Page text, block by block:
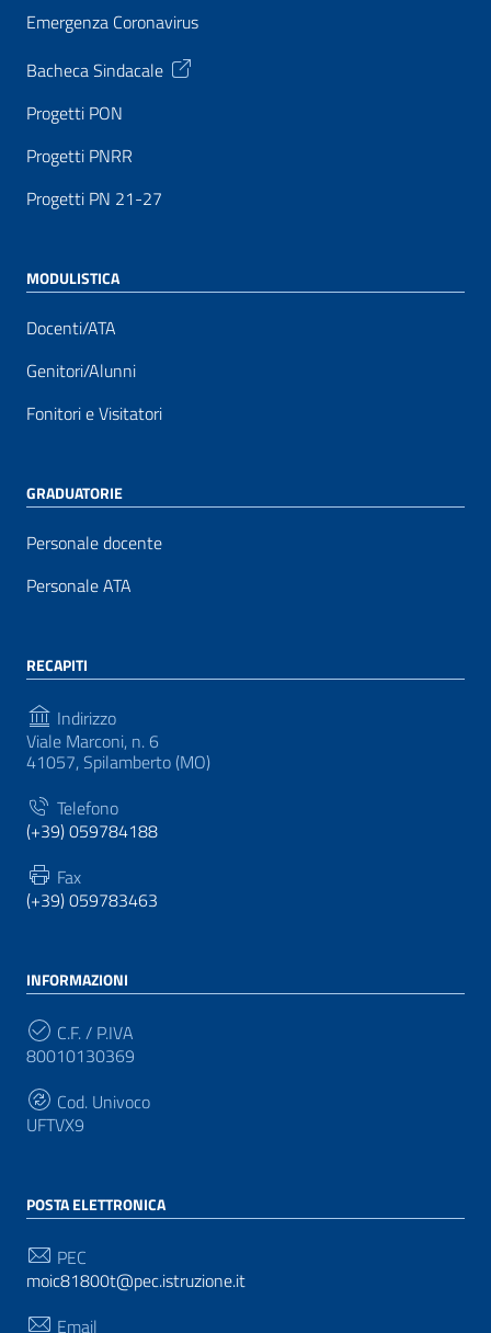
Emergenza Coronavirus
Bacheca Sindacale
Progetti PON
Progetti PNRR
Progetti PN 21-27
MODULISTICA
Docenti/ATA
Genitori/Alunni
Fonitori e Visitatori
GRADUATORIE
Personale docente
Personale ATA
RECAPITI
Indirizzo
Viale Marconi, n. 6
41057, Spilamberto (MO)
Telefono
(+39) 059784188
Fax
(+39) 059783463
INFORMAZIONI
C.F. / P.IVA
80010130369
Cod. Univoco
UFTVX9
POSTA ELETTRONICA
PEC
moic81800t@pec.istruzione.it
Email